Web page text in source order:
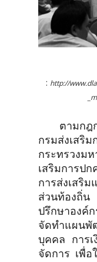
: http://
ตามกฎ
กรมส่งเสริ
กระทรวงม
เสริมการป
การส่งเสริ
ส่วนท้องถิ่
ปรึกษาองค์
จัดทำแผน
บุคคล การเ
จัดการ เพื่อ